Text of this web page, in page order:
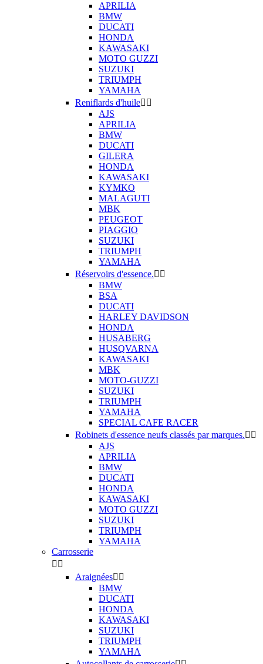
APRILIA
BMW
DUCATI
HONDA
KAWASAKI
MOTO GUZZI
SUZUKI
TRIUMPH
YAMAHA
Reniflards d'huile 
AJS
APRILIA
BMW
DUCATI
GILERA
HONDA
KAWASAKI
KYMKO
MALAGUTI
MBK
PEUGEOT
PIAGGIO
SUZUKI
TRIUMPH
YAMAHA
Réservoirs d'essence. 
BMW
BSA
DUCATI
HARLEY DAVIDSON
HONDA
HUSABERG
HUSQVARNA
KAWASAKI
MBK
MOTO-GUZZI
SUZUKI
TRIUMPH
YAMAHA
SPECIAL CAFE RACER
Robinets d'essence neufs classés par marques. 
AJS
APRILIA
BMW
DUCATI
HONDA
KAWASAKI
MOTO GUZZI
SUZUKI
TRIUMPH
YAMAHA
Carrosserie
 
Araignées 
BMW
DUCATI
HONDA
KAWASAKI
SUZUKI
TRIUMPH
YAMAHA